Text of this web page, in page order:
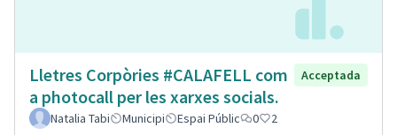
Lletres Corpòries #CALAFELL com
a photocall per les xarxes socials.
Acceptada
Natalia Tabi Municipi Espai Públic 0 2